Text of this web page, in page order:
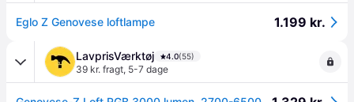
Eglo Z Genovese loftlampe 1.199 kr.
LavprisVærktøj 4.0(55)
39 kr. fragt, 5-7 dage